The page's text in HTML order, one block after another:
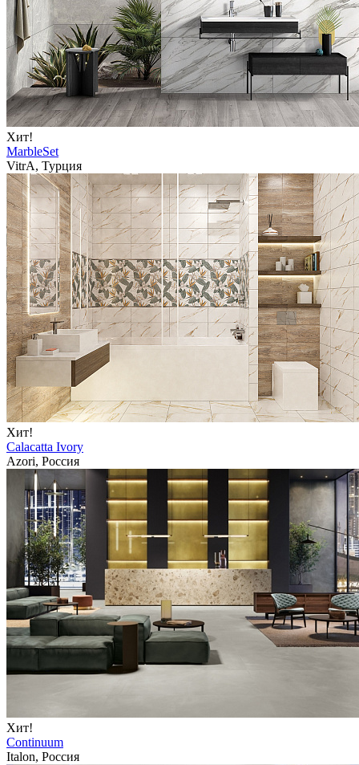
Хит!
MarbleSet
VitrA, Турция
Хит!
Calacatta Ivory
Azori, Россия
Хит!
Continuum
Italon, Россия